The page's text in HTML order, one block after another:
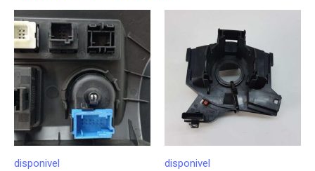
disponivel disponivel